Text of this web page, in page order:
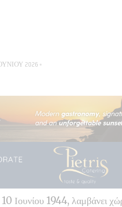
2026
10 Ιουνίου 1944, λαμβάνει